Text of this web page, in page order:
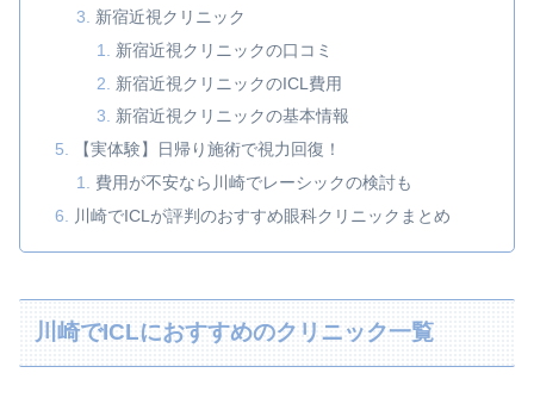
新宿近視クリニック
新宿近視クリニックの口コミ
新宿近視クリニックのICL費用
新宿近視クリニックの基本情報
【実体験】日帰り施術で視力回復！
費用が不安なら川崎でレーシックの検討も
川崎でICLが評判のおすすめ眼科クリニックまとめ
川崎でICLにおすすめのクリニック一覧